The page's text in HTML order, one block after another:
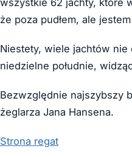
wszystkie 62 jachty, które
że poza pudłem, ale
Niestety, wiele jachtów nie
niedzielne południe,
Bezwzględnie najszybszy
żeglarza Jana Hansena.
Strona regat